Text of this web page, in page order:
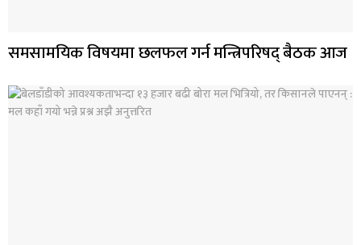
समसामयिक विषयमा छलफल गर्न मन्त्रिपरिषद् बैठक आज